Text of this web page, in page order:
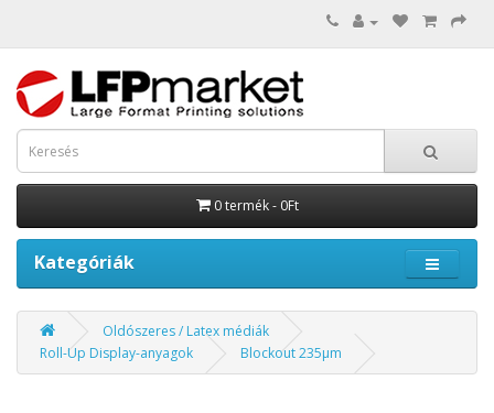
0 termék - 0Ft
Kategóriák
Oldószeres / Latex médiák
Roll-Up Display-anyagok
Blockout 235µm